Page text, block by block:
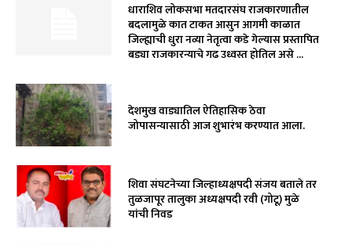
धाराशिव लोकसभा मतदारसंघ राजकारणातील
बदलामुळे कात टाकत आसुन आगमी काळात
जिल्ह्याची धुरा नव्या नेतृत्वा कडे गेल्यास प्रस्तापित
बड्या राजकारन्याचे गढ उध्वस्त होतिल असे ...
देशमुख वाड्यातिल ऐतिहासिक ठेवा
जोपासन्यासाठी आज शुभारंभ करण्यात आला.
शिवा संघटनेच्या जिल्हाध्यक्षपदी संजय बताले तर
तुळजापूर तालुका अध्यक्षपदी रवी (गोटू) मुळे
यांची निवड